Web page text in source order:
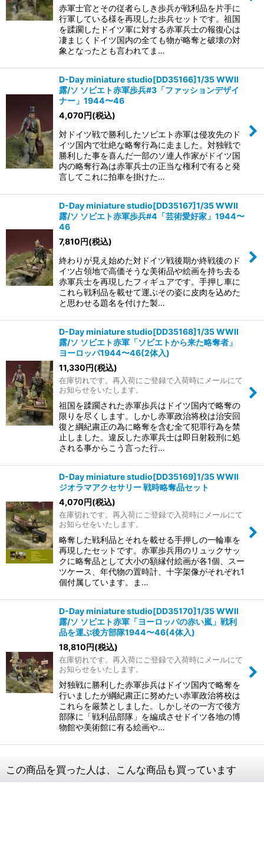
赤軍士官とその従者らしき歩兵が戦利品を片手に
行軍している様を再現した歩兵セットです。祖国
を蹂躙したドイツ軍に対する赤軍兵士の報復心は
凄まじくドイツ国内の全ても物が略奪と破壊の対
象となったとも言われてま…
D-Day miniature studio[DD35166]1/35 WWII
露/ソ ソビエト赤軍歩兵#3「ファッションデザイ
ナー」1944〜46
4,070円(税込)
対ドイツ戦で勝利したソビエト赤軍は侵攻先のド
イツ国内で壮絶な略奪行為に走ました。対独戦で
勝利した事を喜んだ一部のソ連人作家がドイツ国
内の略奪行為は赤軍兵士の正当な権利で有ると発
言してこれに拍車を掛けた…
D-Day miniature studio[DD35167]1/35 WWII
露/ソ ソビエト赤軍歩兵#4「芸術愛好家」1944〜
46
7,810円(税込)
終わりが見え始めた対ドイツ戦後期か終戦後のド
イツ占領地で高価そうな美術品や絵画を持ち去る
赤軍兵士を再現したフィギュアです。手押し車に
これら戦利品を載せて運ぶその姿に皮肉を込めた
と思わせる題名を付けた製…
D-Day miniature studio[DD35168]1/35 WWII
露/ソ ソビエト赤軍「ソビエトから来た略奪者」
ヨーロッパ1944〜46(2体入)
11,330円(税込)
在庫切れです。再入荷にご登録で入荷時にメールにて
お知らせをいたします。
祖国を蹂躙された赤軍歩兵はドイツ国内で略奪の
限りを尽くします。しかし赤軍政治将校は治安回
復と綱紀粛正の為に略奪を含む全て犯罪行為を禁
止しました。違反した赤軍兵士は即日射殺刑に処
される事からこう言った行…
D-Day miniature studio[DD35169]1/35 WWII
ジオラマアクセサリー 戦時略奪品セット
4,070円(税込)
在庫切れです。再入荷にご登録で入荷時にメールにて
お知らせをいたします。
略奪した戦利品とそれを載せる手押しの一輪車を
再現したセットです。赤軍歩兵用のリュックサッ
クに略奪品として大小の額縁付絵画が各1個、スー
ツケース、年代物の置時計、十字架像がそれぞれ1
個付属しています。ま…
D-Day miniature studio[DD35170]1/35 WWII
露/ソ ソビエト赤軍「ヨーロッパの赤い嵐」戦利
品を運ぶ後方部隊1944〜46(4体入)
18,810円(税込)
在庫切れです。再入荷にご登録で入荷時にメールにて
お知らせをいたします。
対独戦に勝利した赤軍歩兵はドイツ国内で略奪を
行いましたが綱紀粛正に努めたい赤軍政治将校は
これらを厳禁としました。しかしその一方で後方
部隊に「戦利品部隊」を編成させドイツ各地の博
物館や美術館に有る絵画や…
この商品を買った人は、こんな商品も買っています